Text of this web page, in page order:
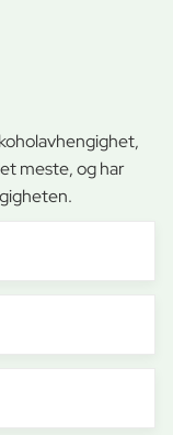
meste, og har